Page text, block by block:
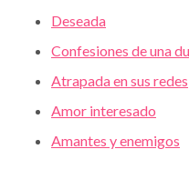
Deseada
Confesiones de una
Atrapada en sus redes
Amor interesado
Amantes y enemigos